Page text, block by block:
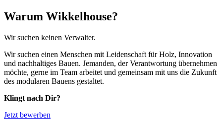
Warum Wikkelhouse?
Wir suchen keinen Verwalter.
Wir suchen einen Menschen mit Leidenschaft für Holz, Innovation
und nachhaltiges Bauen. Jemanden, der Verantwortung übernehmen
möchte, gerne im Team arbeitet und gemeinsam mit uns die Zukunft
des modularen Bauens gestaltet.
Klingt nach Dir?
Jetzt bewerben